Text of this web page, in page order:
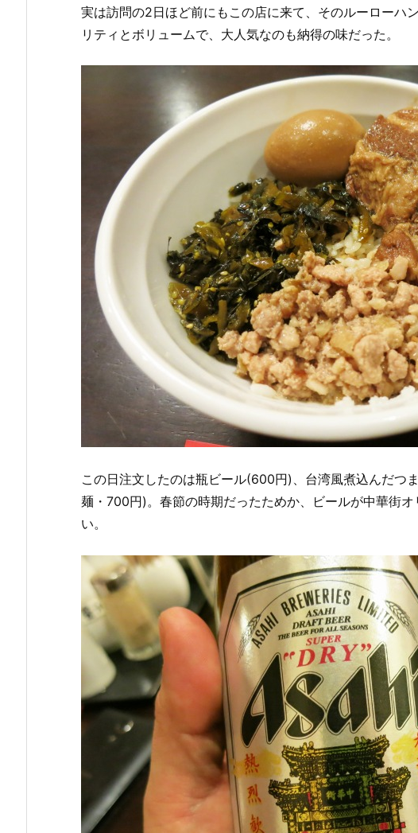
実は訪問の2日ほど前にもこの店に来て、そのルーローハ
リティとボリュームで、大人気なのも納得の味だった。
この日注文したのは瓶ビール(600円)、台湾風煮込んだつ
麺・700円)。春節の時期だったためか、ビールが中華街
い。